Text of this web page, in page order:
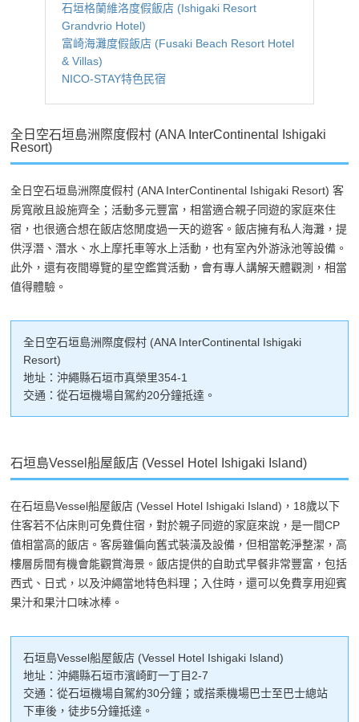
石垣格蘭維洛度假飯店 (Ishigaki Resort
Grandvrio Hotel)
富崎海灘度假飯店 (Fusaki Beach Resort Hotel
& Villas)
NICO-STAY特色民宿
全日空石垣島洲際度假村 (ANA InterContinental Ishigaki
Resort)
全日空石垣島洲際度假村 (ANA InterContinental Ishigaki Resort) 客
房寬敞且設施齊全；活動多元豐富，相當適合親子同遊的家庭來住
宿，也很適合想在飯店悠閒度過一天的遊客。飯店擁有私人海灘，提
供浮潛、潛水、水上摩托車等水上活動，也有室內外游泳池等設備。
此外，還有夜間導覽的星空鑑賞活動，會有專人講解天體觀測，相當
值得體驗。
全日空石垣島洲際度假村 (ANA InterContinental Ishigaki
Resort)
地址：沖繩縣石垣市真榮里354-1
交通：從石垣機場自駕約20分鐘抵達。
石垣島Vessel船屋飯店 (Vessel Hotel Ishigaki Island)
在石垣島Vessel船屋飯店 (Vessel Hotel Ishigaki Island)，18歲以下
住客若不佔床則可免費住宿，對於親子同遊的家庭來說，是一間CP
值相當高的飯店。客房雖偏向舊式裝潢及設備，但相當乾淨整潔，高
樓層房間有機會能觀賞海景。飯店提供的自助式早餐非常豐富，包括
西式、日式，以及沖繩當地特色料理；入住時，還可以免費享用迎賓
果汁和果汁口味冰棒。
石垣島Vessel船屋飯店 (Vessel Hotel Ishigaki Island)
地址：沖繩縣石垣市濱崎町一丁目2-7
交通：從石垣機場自駕約30分鐘；或搭乘機場巴士至巴士總站
下車後，徒步5分鐘抵達。